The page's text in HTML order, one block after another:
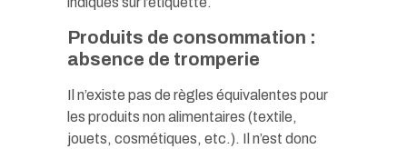
Produits de consommation :
absence de tromperie
Il n’existe pas de règles équivalentes pour
les produits non alimentaires (textile,
jouets, cosmétiques, etc.). Il n’est donc